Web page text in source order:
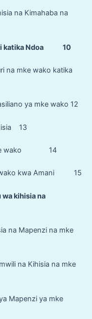
na Kimahaba na
katika Ndoa 10
na mke wako katika
ya mke wako 12
13
mke wako 14
wako kwa Amani 15
kihisia na
na Mapenzi na mke
na Kihisia na mke
Mapenzi ya mke